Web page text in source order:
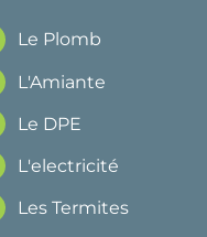
Le Plomb
L'Amiante
Le DPE
L'electricité
Les Termites